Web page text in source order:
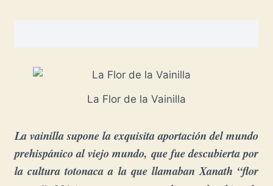
La Flor de la Vainilla
La vainilla supone la exquisita aportación del mundo
prehispánico al viejo mundo, que fue descubierta por
la cultura totonaca a la que llamaban Xanath “flor